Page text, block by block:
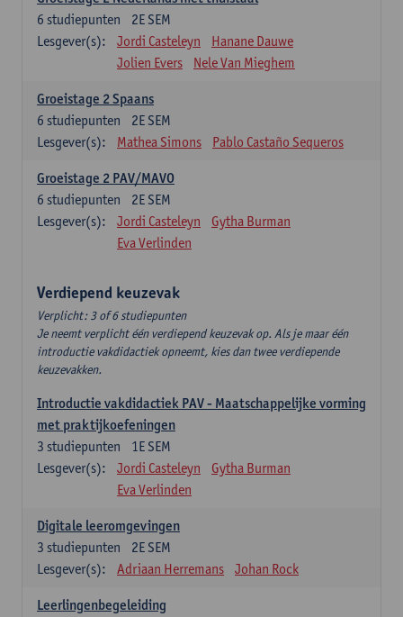
2E SEM
6 studiepunten
Lesgever(s):
Jordi Casteleyn
Hanane Dauwe
Jolien Evers
Nele Van Mieghem
Groeistage 2 Spaans
2E SEM
6 studiepunten
Lesgever(s):
Mathea Simons Pablo Castaño Sequeros
Groeistage 2 PAV/MAVO
2E SEM
6 studiepunten
Lesgever(s):
Jordi Casteleyn
Gytha Burman
Eva Verlinden
Verdiepend keuzevak
Verplicht: 3 of 6 studiepunten
Je neemt verplicht één verdiepend keuzevak op. Als je maar één
introductie vakdidactiek opneemt, kies dan twee verdiepende
keuzevakken.
Introductie vakdidactiek PAV - Maatschappelijke vorming
met praktijkoefeningen
1E SEM
3 studiepunten
Lesgever(s):
Jordi Casteleyn
Gytha Burman
Eva Verlinden
Digitale leeromgevingen
2E SEM
3 studiepunten
Lesgever(s):
Adriaan Herremans Johan Rock
Leerlingenbegeleiding